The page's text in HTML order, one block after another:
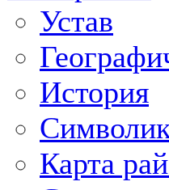
Устав
История
Карта